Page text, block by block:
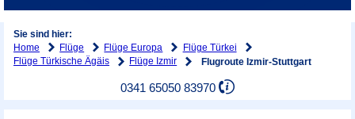
Sie sind hier:
Home
Flüge Flüge Europa
Flüge Türkei
Flüge Türkische Ägäis
Flüge Izmir Flugroute Izmir-Stuttgart
0341 65050 83970